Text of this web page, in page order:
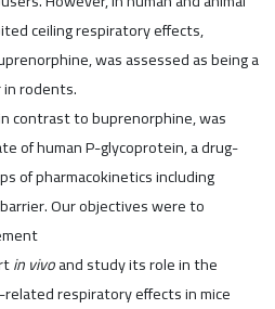
ceilingrespiratoryeffects,
, was assessed as being a
rodents.
contrast tobuprenorphine, was
of humanP-glycoprotein, a drug-
of pharmacokinetics including
Our objectives were to
in vivoand study its role in the
-relatedrespiratoryeffects in mice